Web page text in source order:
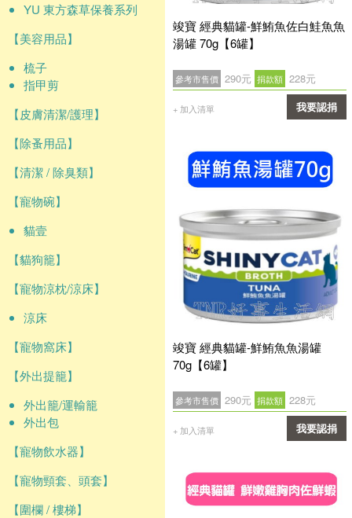
YU 東方森草保養系列
【美容用品】
梳子
指甲剪
【皮膚清潔/護理】
【除蚤用品】
【清潔 / 除臭類】
【寵物碗】
貓壹
【貓狗籠】
【寵物涼枕/涼床】
涼床
【寵物窩床】
【外出提籠】
外出籠/運輸籠
外出包
【寵物飲水器】
【寵物頸套、頭套】
【圍欄 / 樓梯】
竣寶 經典貓罐-鮮鮪魚佐白鮭魚魚
湯罐 70g【6罐】
參考市售價 290元 捐款額 228元
+ 加入清單 我要認捐
竣寶 經典貓罐-鮮鮪魚魚湯罐
70g【6罐】
參考市售價 290元 捐款額 228元
+ 加入清單 我要認捐